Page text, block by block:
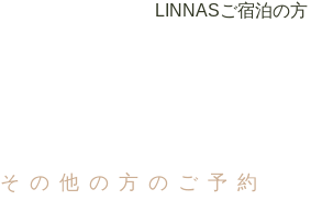
LINNASご宿泊の方
その他の方のご予約